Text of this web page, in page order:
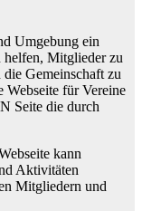
Umgebung ein
Mitglieder zu
Gemeinschaft zu
Webseite für Vereine
Seite die durch
kann
Aktivitäten
Mitgliedern und